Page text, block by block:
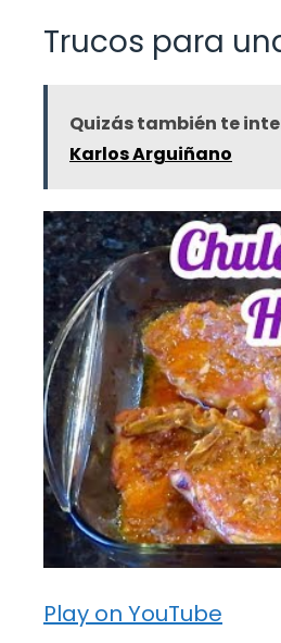
Trucos para
Quizás también te
Karlos Arguiñano
Play on YouTube